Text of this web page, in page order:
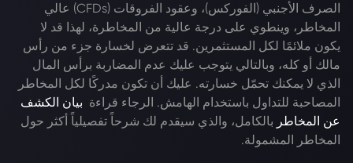
الصرف الأجنبي (الفوركس)، وعقود الفروقات (CFDs) عالي
المخاطر، وينطوي على درجة عالية من المخاطرة، لهذا قد لا
يكون ملائمًا لكل المستثمرين. قد تتعرض لخسارة جزء من رأس
مالك أو كله، وبالتالي يتوجب عليك عدم المضاربة برأس المال
الذي لا يمكنك تحمّل خسارته. عليك أن تكون مدركًا لكل المخاطر
المصاحبة للتداول باستخدام الهامش. الرجاء قراءة بيان الكشف
عن المخاطر بالكامل، والذي سيقدم لك شرحاً تفصيلياً أكثر حول
المخاطر المشمولة.